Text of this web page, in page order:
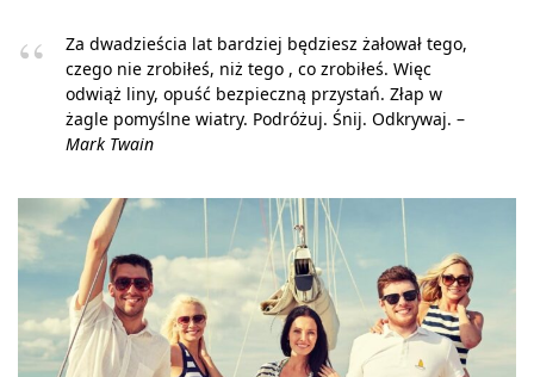
Za dwadzieścia lat bardziej będziesz żałował tego,
czego nie zrobiłeś, niż tego , co zrobiłeś. Więc
odwiąż liny, opuść bezpieczną przystań. Złap w
żagle pomyślne wiatry. Podróżuj. Śnij. Odkrywaj. –
Mark Twain